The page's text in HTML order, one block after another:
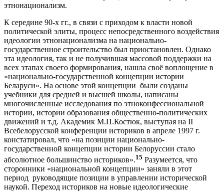
этнонационализм.
К середине 90-х гг., в связи с приходом к власти новой
политической элиты, процесс непосредственного воздействия
идеологии этнонационализма на национально-
государственное строительство был приостановлен. Однако
эта идеология, так и не получившая массовой поддержки на
всех этапах своего формирования, нашла своё воплощение в
«национально-государственной концепции истории
Беларуси». На основе этой концепции были созданы
учебники для средней и высшей школы, написаны
многочисленные исследования по этноконфессиональной
истории, истории образования общественно-политических
движений и т.д. Академик М.П.Костюк, выступая на II
Всебелорусской конференции историков в апреле 1997 г.
констатировал, что «на позиции национально-
государственной концепции истории Белоруссии стало
абсолютное большинство историков».15 Разумеется, что
сторонники «национальной концепции» заняли в этот
период руководящие позиции в управлении исторической
наукой. Переход историков на новые идеологические